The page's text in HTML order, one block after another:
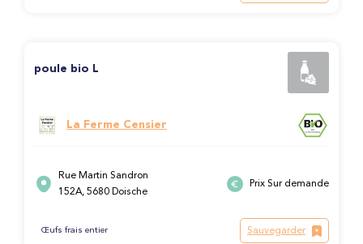
poule bio L
La Ferme Censier
Rue Martin Sandron
152A, 5680 Doische
Prix Sur demande
Œufs frais entier Sauvegarder